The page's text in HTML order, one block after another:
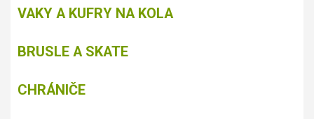
VAKY A KUFRY NA KOLA
BRUSLE A SKATE
CHRÁNIČE